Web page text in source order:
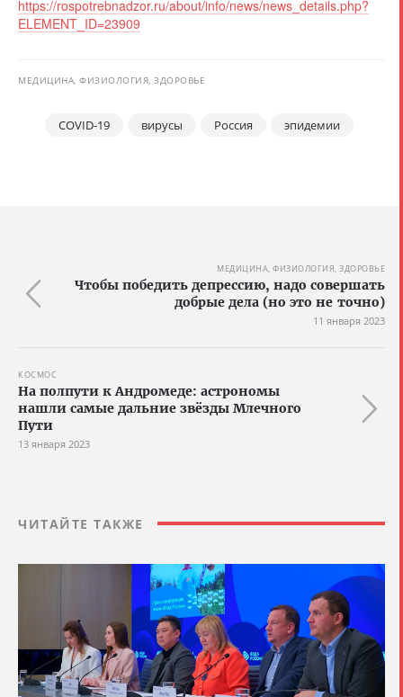
https://rospotrebnadzor.ru/about/info/news/news_details.php?
ELEMENT_ID=23909
МЕДИЦИНА, ФИЗИОЛОГИЯ, ЗДОРОВЬЕ
COVID-19 вирусы Россия эпидемии
МЕДИЦИНА, ФИЗИОЛОГИЯ, ЗДОРОВЬЕ
Чтобы победить депрессию, надо совершать
добрые дела (но это не точно)
11 января 2023
КОСМОС
На полпути к Андромеде: астрономы
нашли самые дальние звёзды Млечного
Пути
13 января 2023
ЧИТАЙТЕ ТАКЖЕ